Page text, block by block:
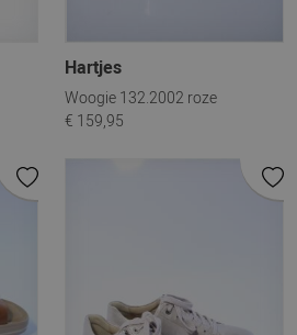
Hartjes
Woogie 132.2002 roze
€ 159,95